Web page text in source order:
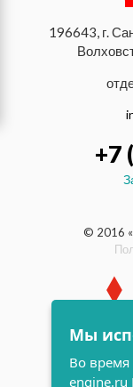
196643, г.
+7
© 2016
Мы
Во время
engine.ru